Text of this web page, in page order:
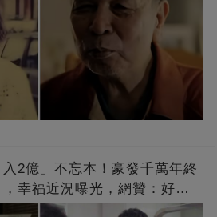
2億」不忘本！豪發千萬年終
幸福近況曝光，網贊：好老